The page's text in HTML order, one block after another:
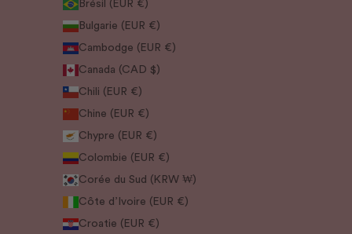
Brésil (EUR €)
Bulgarie (EUR €)
Cambodge (EUR €)
Canada (CAD $)
Chili (EUR €)
Chine (EUR €)
Chypre (EUR €)
Colombie (EUR €)
Corée du Sud (KRW ₩)
Côte d’Ivoire (EUR €)
Croatie (EUR €)